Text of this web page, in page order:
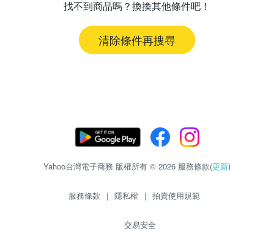
找不到商品嗎？換換其他條件吧！
清除條件再搜尋
Yahoo台灣電子商務 版權所有 © 2026 服務條款(更新)
服務條款 | 隱私權 | 拍賣使用規範
交易安全